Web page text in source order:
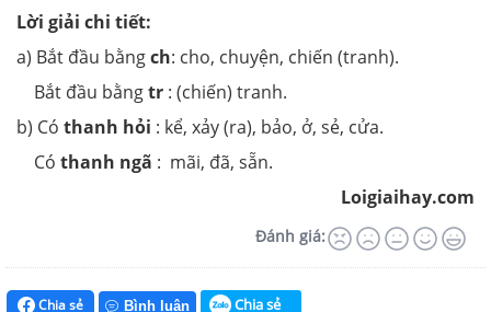
Lời giải chi tiết:
a) Bắt đầu bằngch: cho, chuyện, chiến (tranh).
Bắt đầu bằngtr : (chiến) tranh.
b) Có thanh hỏi : kể, xảy (ra), bảo, ở, sẻ, cửa.
Có thanh ngã : mãi, đã, sẵn.
Loigiaihay.com
Đánh giá:
Chia sẻ Bình luận Chia sẻ